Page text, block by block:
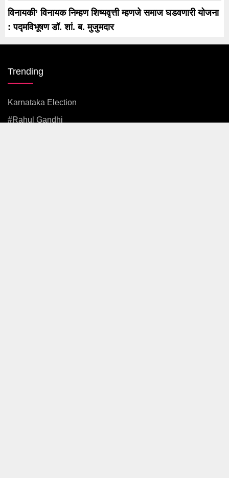
विनायकी’ विनायक निम्हण शिष्यवृत्ती म्हणजे समाज घडवणारी योजना
: पद्मविभूषण डॉ. शां. ब. मुजुमदार
Trending
Karnataka Election
#rahul Gandhi